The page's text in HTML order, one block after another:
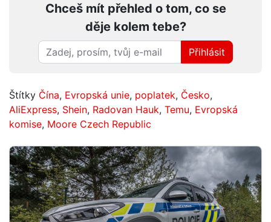
Chceš mít přehled o tom, co se
děje kolem tebe?
Přihlásit
Štítky Čína, Evropská unie, poplatek, Česko,
AliExpress, Shein, Radovan Hauk, Temu, Evropská
komise, Moore Czech Republic